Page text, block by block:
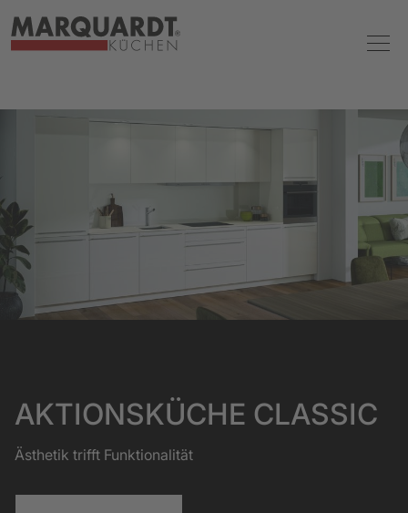
AKTIONSKÜCHE CLASSIC
Ästhetik trifft Funktionalität